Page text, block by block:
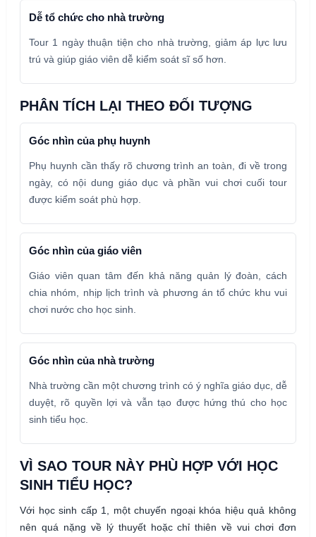
Dễ tổ chức cho nhà trường
Tour 1 ngày thuận tiện cho nhà trường, giảm áp lực lưu
trú và giúp giáo viên dễ kiểm soát sĩ số hơn.
PHÂN TÍCH LẠI THEO ĐỐI TƯỢNG
Góc nhìn của phụ huynh
Phụ huynh cần thấy rõ chương trình an toàn, đi về trong
ngày, có nội dung giáo dục và phần vui chơi cuối tour
được kiểm soát phù hợp.
Góc nhìn của giáo viên
Giáo viên quan tâm đến khả năng quản lý đoàn, cách
chia nhóm, nhịp lịch trình và phương án tổ chức khu vui
chơi nước cho học sinh.
Góc nhìn của nhà trường
Nhà trường cần một chương trình có ý nghĩa giáo dục, dễ
duyệt, rõ quyền lợi và vẫn tạo được hứng thú cho học
sinh tiểu học.
VÌ SAO TOUR NÀY PHÙ HỢP VỚI HỌC
SINH TIỂU HỌC?
Với học sinh cấp 1, một chuyến ngoại khóa hiệu quả không
nên quá nặng về lý thuyết hoặc chỉ thiên về vui chơi đơn